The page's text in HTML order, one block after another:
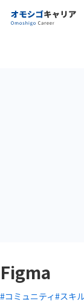
Figma
#コミュニティ#スキ